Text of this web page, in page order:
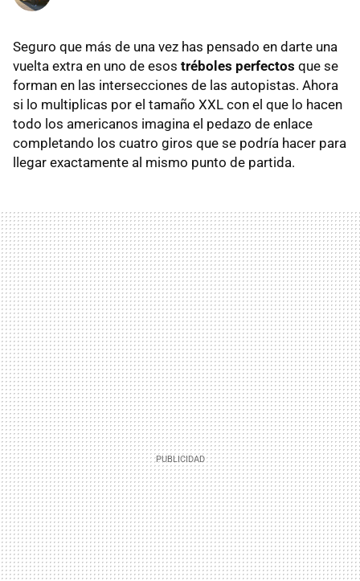
Seguro que más de una vez has pensado en darte una
vuelta extra en uno de esos tréboles perfectos que se
forman en las intersecciones de las autopistas. Ahora
si lo multiplicas por el tamaño XXL con el que lo hacen
todo los americanos imagina el pedazo de enlace
completando los cuatro giros que se podría hacer para
llegar exactamente al mismo punto de partida.